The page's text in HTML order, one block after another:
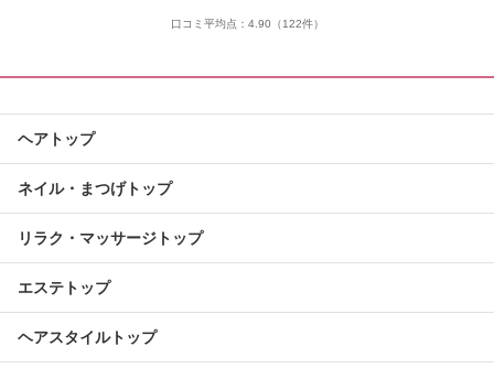
口コミ平均点： 4.90 （122件）
ヘアトップ
ネイル・まつげトップ
リラク・マッサージトップ
エステトップ
ヘアスタイルトップ